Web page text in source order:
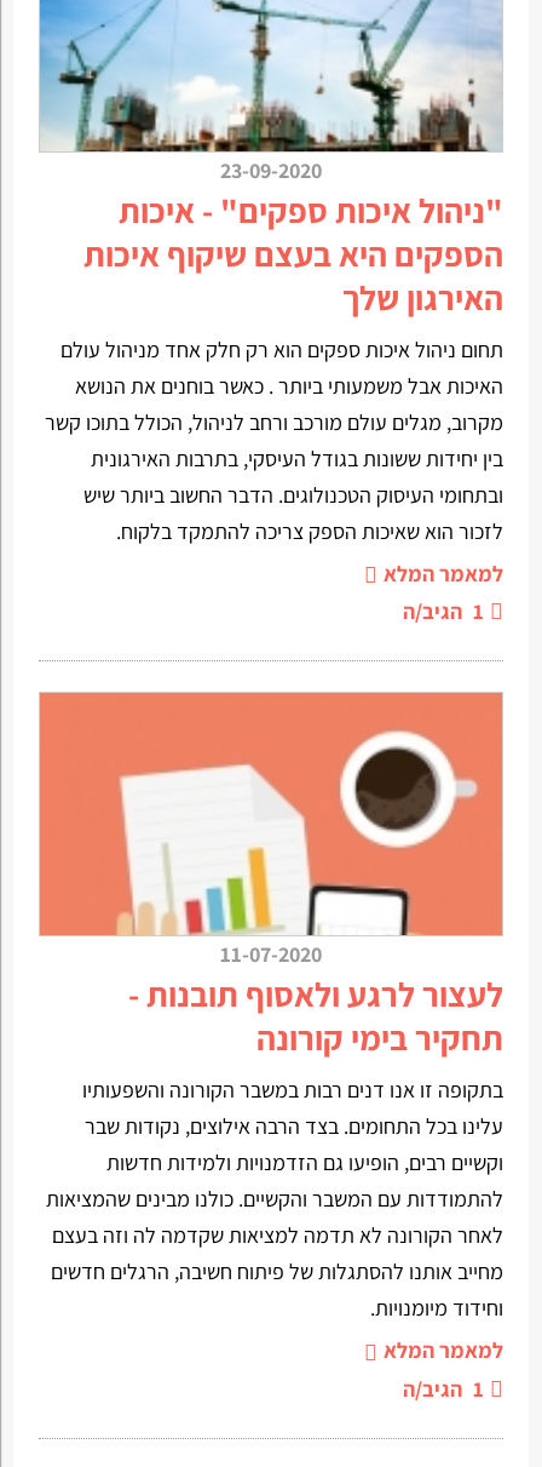
23-09-2020
"ניהול איכות ספקים" - איכות
הספקים היא בעצם שיקוף איכות
האירגון שלך
תחום ניהול איכות ספקים הוא רק חלק אחד מניהול עולם
האיכות אבל משמעותי ביותר . כאשר בוחנים את הנושא
מקרוב, מגלים עולם מורכב ורחב לניהול, הכולל בתוכו קשר
בין יחידות ששונות בגודל העיסקי, בתרבות האירגונית
ובתחומי העיסוק הטכנולוגים. הדבר החשוב ביותר שיש
לזכור הוא שאיכות הספק צריכה להתמקד בלקוח.
למאמר המלא
1 הגיב/ה
11-07-2020
לעצור לרגע ולאסוף תובנות -
תחקיר בימי קורונה
בתקופה זו אנו דנים רבות במשבר הקורונה והשפעותיו
עלינו בכל התחומים. בצד הרבה אילוצים, נקודות שבר
וקשיים רבים, הופיעו גם הזדמנויות ולמידות חדשות
להתמודדות עם המשבר והקשיים. כולנו מבינים שהמציאות
לאחר הקורונה לא תדמה למציאות שקדמה לה וזה בעצם
מחייב אותנו להסתגלות של פיתוח חשיבה, הרגלים חדשים
וחידוד מיומנויות.
למאמר המלא
1 הגיב/ה